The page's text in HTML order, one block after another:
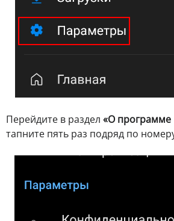
Перейдите в раздел «О программе
тапните пять раз подряд по